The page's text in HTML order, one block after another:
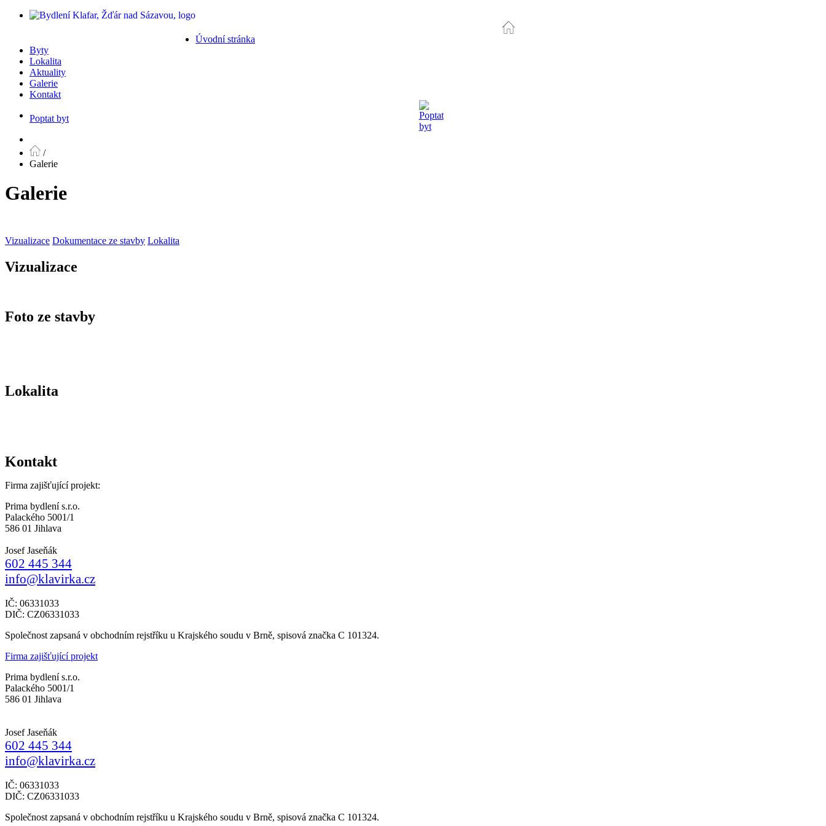
Úvodní stránka
Byty
Lokalita
Aktuality
Galerie
Kontakt
Poptat byt
/
Galerie
Galerie
Vizualizace Dokumentace ze stavby Lokalita
Vizualizace
Foto ze stavby
Lokalita
Kontakt
Firma zajišťující projekt:
Prima bydlení s.r.o.
Palackého 5001/1
586 01 Jihlava
Josef Jaseňák
602 445 344
info@klavirka.cz
IČ: 06331033
DIČ: CZ06331033
Společnost zapsaná v obchodním rejstříku u Krajského soudu v Brně, spisová značka C 101324.
Firma zajišťující projekt
Prima bydlení s.r.o.
Palackého 5001/1
586 01 Jihlava
Josef Jaseňák
602 445 344
info@klavirka.cz
IČ: 06331033
DIČ: CZ06331033
Společnost zapsaná v obchodním rejstříku u Krajského soudu v Brně, spisová značka C 101324.